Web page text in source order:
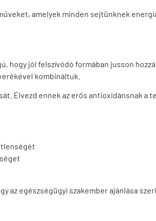
amelyek minden sejtünknek
hogy jól felszívódó formában jusson
kombináltuk.
Élvezd ennek az erős antioxidánsnak a
az egészségügyi szakember ajánlása